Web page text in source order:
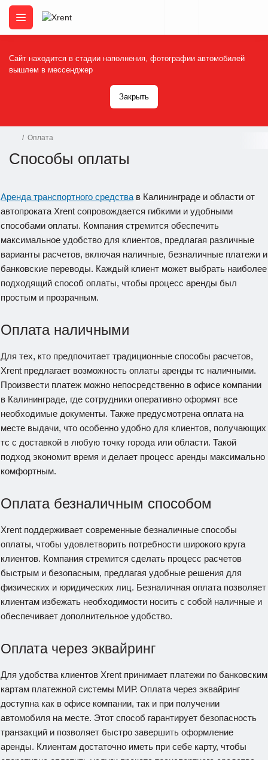
Сайт находится в стадии наполнения, фотографии автомобилей
вышлем в мессенджер
Закрыть
Оплата
Способы оплаты
Аренда транспортного средства в Калининграде и области от
автопроката Xrent сопровождается гибкими и удобными
способами оплаты. Компания стремится обеспечить
максимальное удобство для клиентов, предлагая различные
варианты расчетов, включая наличные, безналичные платежи и
банковские переводы. Каждый клиент может выбрать наиболее
подходящий способ оплаты, чтобы процесс аренды был
простым и прозрачным.
Оплата наличными
Для тех, кто предпочитает традиционные способы расчетов,
Xrent предлагает возможность оплаты аренды тс наличными.
Произвести платеж можно непосредственно в офисе компании
в Калининграде, где сотрудники оперативно оформят все
необходимые документы. Также предусмотрена оплата на
месте выдачи, что особенно удобно для клиентов, получающих
тс с доставкой в любую точку города или области. Такой
подход экономит время и делает процесс аренды максимально
комфортным.
Оплата безналичным способом
Xrent поддерживает современные безналичные способы
оплаты, чтобы удовлетворить потребности широкого круга
клиентов. Компания стремится сделать процесс расчетов
быстрым и безопасным, предлагая удобные решения для
физических и юридических лиц. Безналичная оплата позволяет
клиентам избежать необходимости носить с собой наличные и
обеспечивает дополнительное удобство.
Оплата через эквайринг
Для удобства клиентов Xrent принимает платежи по банковским
картам платежной системы МИР. Оплата через эквайринг
доступна как в офисе компании, так и при получении
автомобиля на месте. Этот способ гарантирует безопасность
транзакций и позволяет быстро завершить оформление
аренды. Клиентам достаточно иметь при себе карту, чтобы